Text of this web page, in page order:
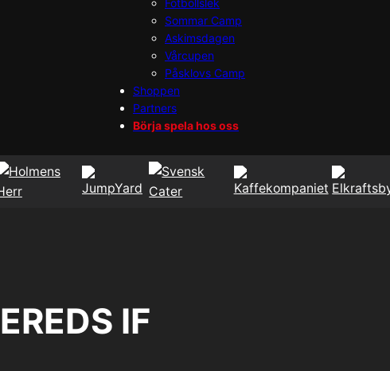
Fotbollslek
Sommar Camp
Askimsdagen
Vårcupen
Påsklovs Camp
Shoppen
Partners
Börja spela hos oss
IF